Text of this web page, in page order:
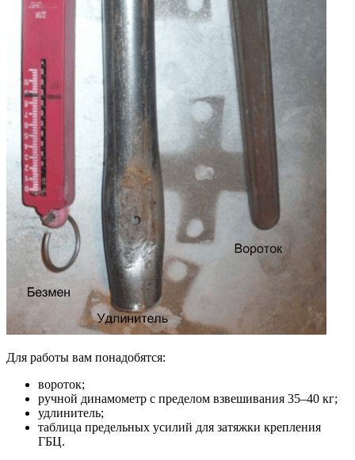
Для работы вам понадобятся:
вороток;
ручной динамометр с пределом взвешивания 35–40 кг;
удлинитель;
таблица предельных усилий для затяжки крепления
ГБЦ.